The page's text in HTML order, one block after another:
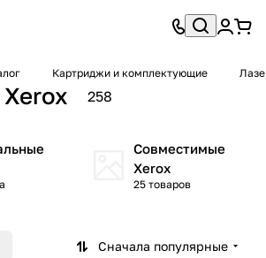
Картриджи и комплектующие
258
Совместимые
Xerox
25 товаров
Сначала популярные